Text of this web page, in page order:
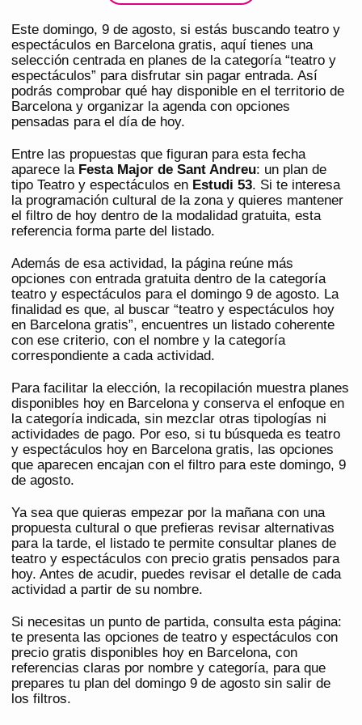
Este domingo, 9 de agosto, si estás buscando teatro y
espectáculos en Barcelona gratis, aquí tienes una
selección centrada en planes de la categoría “teatro y
espectáculos” para disfrutar sin pagar entrada. Así
podrás comprobar qué hay disponible en el territorio de
Barcelona y organizar la agenda con opciones
pensadas para el día de hoy.
Entre las propuestas que figuran para esta fecha
aparece la Festa Major de Sant Andreu: un plan de
tipo Teatro y espectáculos en Estudi 53. Si te interesa
la programación cultural de la zona y quieres mantener
el filtro de hoy dentro de la modalidad gratuita, esta
referencia forma parte del listado.
Además de esa actividad, la página reúne más
opciones con entrada gratuita dentro de la categoría
teatro y espectáculos para el domingo 9 de agosto. La
finalidad es que, al buscar “teatro y espectáculos hoy
en Barcelona gratis”, encuentres un listado coherente
con ese criterio, con el nombre y la categoría
correspondiente a cada actividad.
Para facilitar la elección, la recopilación muestra planes
disponibles hoy en Barcelona y conserva el enfoque en
la categoría indicada, sin mezclar otras tipologías ni
actividades de pago. Por eso, si tu búsqueda es teatro
y espectáculos hoy en Barcelona gratis, las opciones
que aparecen encajan con el filtro para este domingo, 9
de agosto.
Ya sea que quieras empezar por la mañana con una
propuesta cultural o que prefieras revisar alternativas
para la tarde, el listado te permite consultar planes de
teatro y espectáculos con precio gratis pensados para
hoy. Antes de acudir, puedes revisar el detalle de cada
actividad a partir de su nombre.
Si necesitas un punto de partida, consulta esta página:
te presenta las opciones de teatro y espectáculos con
precio gratis disponibles hoy en Barcelona, con
referencias claras por nombre y categoría, para que
prepares tu plan del domingo 9 de agosto sin salir de
los filtros.